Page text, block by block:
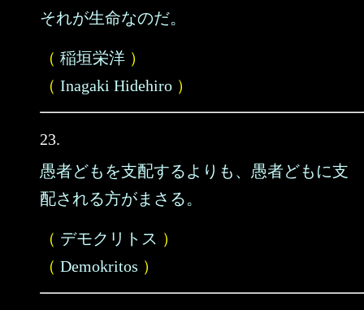
それが生命なのだ。
（ 稲垣栄洋 ）
（ Inagaki Hidehiro ）
23.
愚者どもを支配するよりも、愚者どもに支
配される方がまさる。
（ デモクリトス ）
（ Demokritos ）